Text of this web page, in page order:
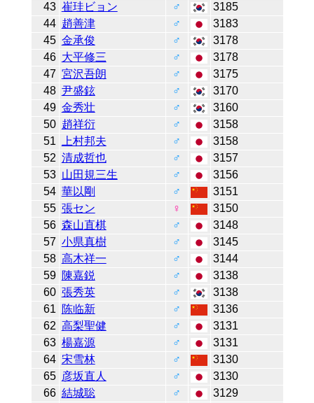
43 崔珪ビョン ♂
3185
44 趙善津 ♂
3183
45 金承俊 ♂
3178
46 大平修三 ♂
3178
47 宮沢吾朗 ♂
3175
48 尹盛鉉 ♂
3170
49 金秀壮 ♂
3160
50 趙祥衍 ♂
3158
51
上村邦夫 ♂
3158
52 清成哲也 ♂
3157
53 山田規三生 ♂
3156
54 華以剛 ♂
3151
55 張セン ♀
3150
56 森山直棋 ♂
3148
57 小県真樹 ♂
3145
58 高木祥一 ♂
3144
59 陳嘉鋭 ♂
3138
60 張秀英 ♂
3138
61
陈临新 ♂
3136
62 高梨聖健 ♂
3131
63 楊嘉源 ♂
3131
64 宋雪林 ♂
3130
65 彦坂直人 ♂
3130
66 結城聡 ♂
3129